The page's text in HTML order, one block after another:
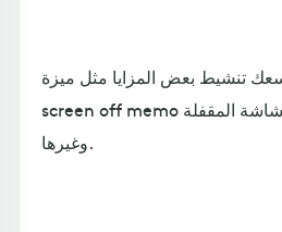
تنشيط بعض المزايا مثل ميزة
screen off memo التي تتيح الكتابة على الشاشة المقفلة
وغيرها.